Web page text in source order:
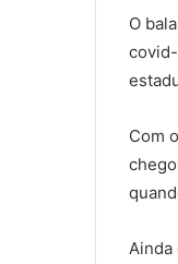
O
Com